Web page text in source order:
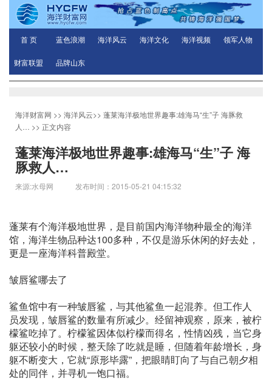
首 页 蓝色浪潮 海洋风云 海洋文化 海洋视频 领军人物
财富联盟 品牌山东
海洋财富网 >> 海洋风云>> 蓬莱海洋极地世界趣事:雄海马“生”子 海豚救
人…
>> 正文内容
蓬莱海洋极地世界趣事:雄海马“生”子 海
豚救人…
来源:水母网 发布时间：2015-05-21 04:15:32
蓬莱有个海洋极地世界，是目前国内海洋物种最全的海洋
馆，海洋生物品种达100多种，不仅是游乐休闲的好去处，
更是一座海洋科普殿堂。
皱唇鲨哪去了
鲨鱼馆中有一种皱唇鲨，与其他鲨鱼一起混养。但工作人
员发现，皱唇鲨的数量有所减少。经留神观察，原来，被柠
檬鲨吃掉了。柠檬鲨因体似柠檬而得名，性情凶残，当它身
躯还较小的时候，整天除了吃就是睡，但随着年龄增长，身
躯不断变大，它就“原形毕露”，把眼睛盯向了与自己朝夕相
处的同伴，并寻机一饱口福。